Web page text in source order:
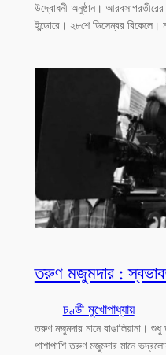
উদ্বোধনী অনুষ্ঠান। আরবসাগরতীরের
ইন্ডোরে। ২৮শে ডিসেম্বর বিকেলে।
তরুণ মজুমদার :
চণ্ডী মুখোপাধ্যায়
তরুণ মজুমদার মানে বাঙালিয়ানা।
পাশাপাশি তরুণ মজুমদার মানে